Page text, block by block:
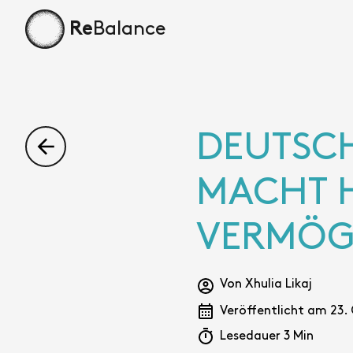
Startseite
Re Balance
MACHT
Von Xhulia Likaj
Veröffentlicht am 23.
Lesedauer 3 Min